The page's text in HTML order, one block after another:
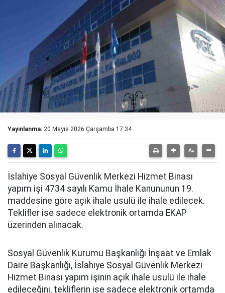
Yayınlanma: 20 Mayıs 2026 Çarşamba 17:34
İslahiye Sosyal Güvenlik Merkezi Hizmet Binası
yapım işi 4734 sayılı Kamu İhale Kanununun 19.
maddesine göre açık ihale usulü ile ihale edilecek.
Teklifler ise sadece elektronik ortamda EKAP
üzerinden alınacak.
Sosyal Güvenlik Kurumu Başkanlığı İnşaat ve Emlak
Daire Başkanlığı, İslahiye Sosyal Güvenlik Merkezi
Hizmet Binası yapım işinin açık ihale usulü ile ihale
edileceğini, tekliflerin ise sadece elektronik ortamda